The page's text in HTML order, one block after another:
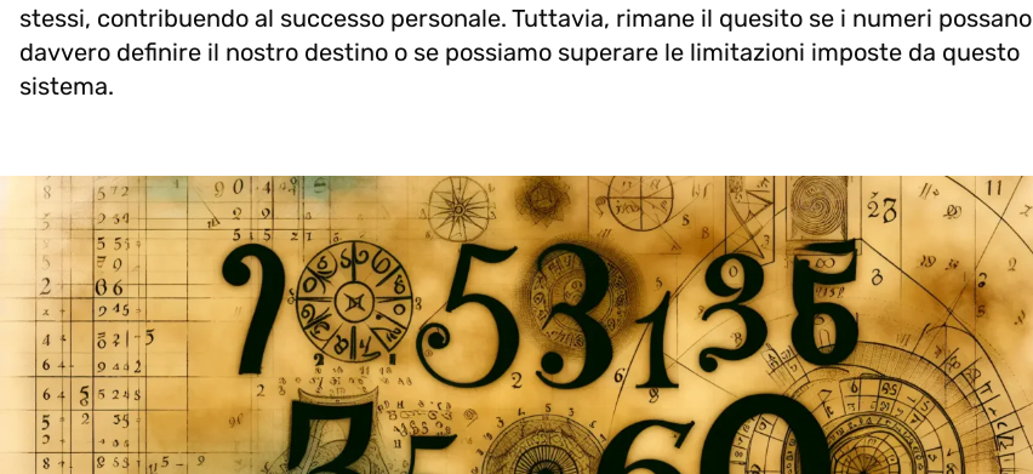
stessi, contribuendo al successo personale. Tuttavia, rimane il quesito se i numeri possano
davvero definire il nostro destino o se possiamo superare le limitazioni imposte da questo
sistema.